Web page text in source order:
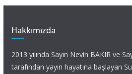
Hakkımızda
2013 yılında Sayın Nevin BAKIR ve
tarafından yayın hayatına başlayan